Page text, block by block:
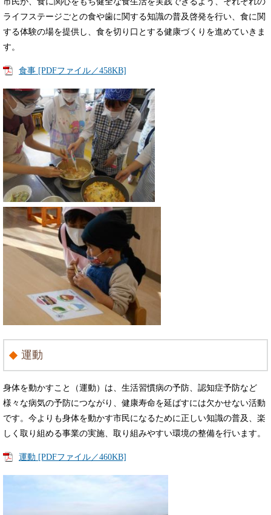
ライフステージごとの食や歯に関する知識の普及啓発を行い、食に関
する体験の場を提供し、食を切り口とする健康づくりを進めていきま
す。
食事 [PDFファイル／458KB]
運動
身体を動かすこと（運動）は、生活習慣病の予防、認知症予防など
様々な病気の予防につながり、健康寿命を延ばすには欠かせない活動
です。今よりも身体を動かす市民になるために正しい知識の普及、楽
しく取り組める事業の実施、取り組みやすい環境の整備を行います。
運動 [PDFファイル／460KB]